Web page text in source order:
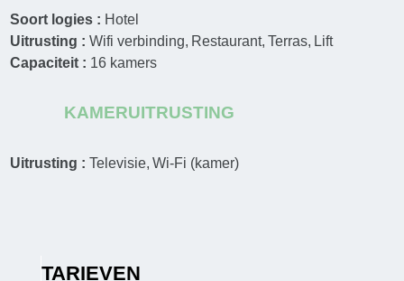
Soort logies : Hotel
Uitrusting :Wifi verbinding Restaurant Terras Lift
Capaciteit : 16 kamers
KAMERUITRUSTING
Uitrusting :Televisie Wi-Fi (kamer)
TARIEVEN